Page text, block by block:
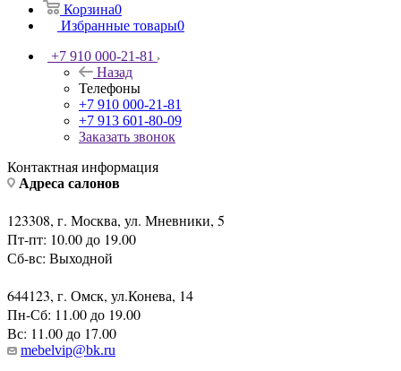
Корзина0
Избранные товары0
+7 910 000-21-81
Назад
Телефоны
+7 910 000-21-81
+7 913 601-80-09
Заказать звонок
Контактная информация
Адреса салонов
123308, г. Москва, ул. Мневники, 5
Пт-пт: 10.00 до 19.00
Сб-вс: Выходной
644123, г. Омск, ул.Конева, 14
Пн-Сб: 11.00 до 19.00
Вс: 11.00 до 17.00
mebelvip@bk.ru